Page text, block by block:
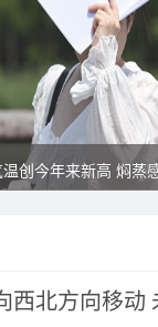
创今年来新高 焖蒸
西北方向移动